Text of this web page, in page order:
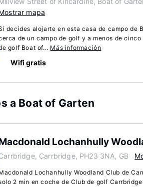
mapa
decides alojarte en esta casa de campo de
de un campo de golf y a menos de
golf Boat of... Más información
Wifi gratis
a Boat of Garten
Lochanhully
Carrbridge, PH23 3NA, GB
Lochanhully Woodland Club de
2 min en coche de Club de golf